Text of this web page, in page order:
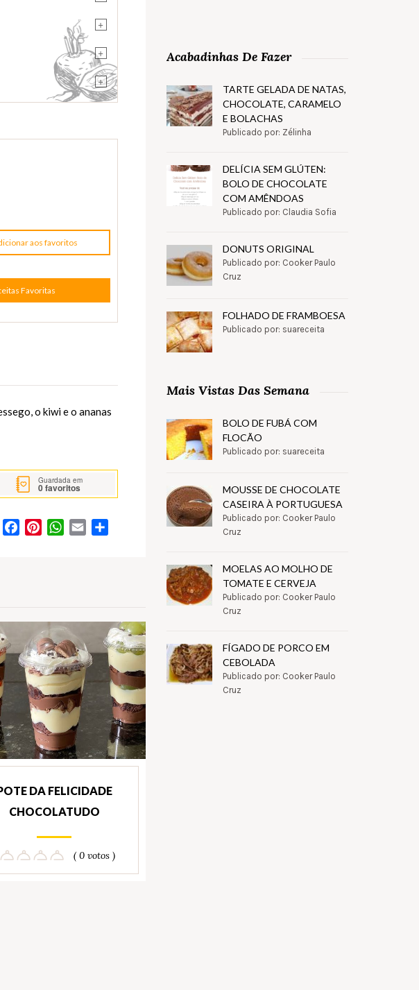
+
+
+
aos favoritos
Favoritas
o kiwi e o ananas
Guardada em
0favoritos
FacebookPinterestWhatsApp
Email
DA FELICIDADE
CHOCOLATUDO
( 0 votos )
Acabadinhas De Fazer
TARTE GELADA DE NATAS,
CHOCOLATE, CARAMELO
E BOLACHAS
Publicado por: Zélinha
DELÍCIA SEM GLÚTEN:
BOLO DE CHOCOLATE
COM AMÊNDOAS
Publicado por: Claudia Sofia
DONUTS ORIGINAL
Publicado por: Cooker Paulo
Cruz
FOLHADO DE FRAMBOESA
Publicado por: suareceita
Mais Vistas Das Semana
BOLO DE FUBÁ COM
FLOCÃO
Publicado por: suareceita
MOUSSE DE CHOCOLATE
CASEIRA À PORTUGUESA
Publicado por: Cooker Paulo
Cruz
MOELAS AO MOLHO DE
TOMATE E CERVEJA
Publicado por: Cooker Paulo
Cruz
FÍGADO DE PORCO EM
CEBOLADA
Publicado por: Cooker Paulo
Cruz